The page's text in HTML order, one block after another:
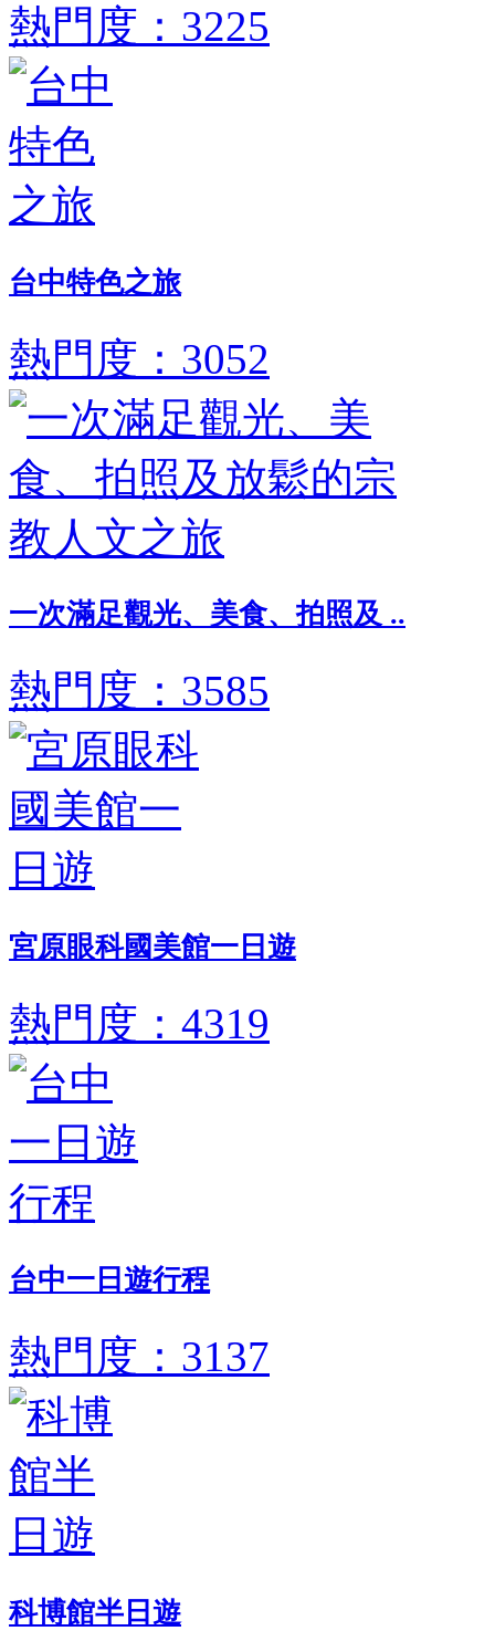
熱門度：3225
台中特色之旅
熱門度：3052
一次滿足觀光、美食、拍照及 ..
熱門度：3585
宮原眼科國美館一日遊
熱門度：4319
台中一日遊行程
熱門度：3137
科博館半日遊